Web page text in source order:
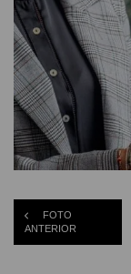
FOTO
ANTERIOR